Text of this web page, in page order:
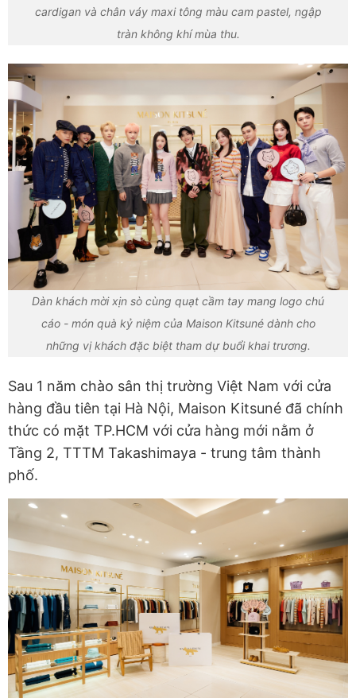
cardigan và chân váy maxi tông màu cam pastel, ngập
tràn không khí mùa thu.
Dàn khách mời xịn sò cùng quạt cầm tay mang logo chú
cáo - món quà kỷ niệm của Maison Kitsuné dành cho
những vị khách đặc biệt tham dự buổi khai trương.
Sau 1 năm chào sân thị trường Việt Nam với cửa
hàng đầu tiên tại Hà Nội, Maison Kitsuné đã chính
thức có mặt TP.HCM với cửa hàng mới nằm ở
Tầng 2, TTTM Takashimaya - trung tâm thành
phố.